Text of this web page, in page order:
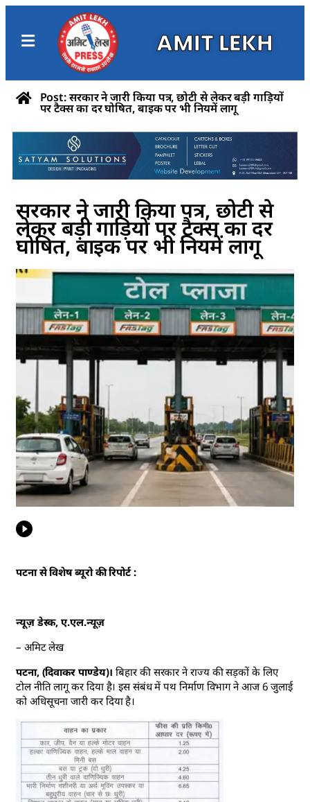
AMIT LEKH
Post: सरकार ने जारी किया पत्र, छोटी से लेकर बड़ी गाड़ियों
पर टैक्स का दर घोषित, बाइक पर भी नियमें लागू
सरकार ने जारी किया पत्र, छोटी से
लेकर बड़ी गाड़ियों पर टैक्स का दर
घोषित, बाइक पर भी नियमें लागू
पटना से विशेष ब्यूरो की रिपोर्ट :
न्यूज़ डेस्क, ए.एल.न्यूज़
– अमिट लेख
पटना, (दिवाकर पाण्डेय)। बिहार की सरकार ने राज्य की सड़कों के लिए
टोल नीति लागू कर दिया है। इस संबंध में पथ निर्माण विभाग ने आज 6 जुलाई
को अधिसूचना जारी कर दिया है।